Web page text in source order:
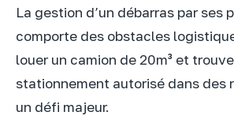
La gestion d’un débarras par ses
comporte des obstacles
louer un camion de 20m³ et
stationnement autorisé dans des
un défi majeur.